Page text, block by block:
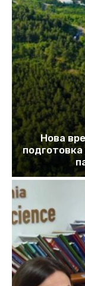
Нова
подготовка